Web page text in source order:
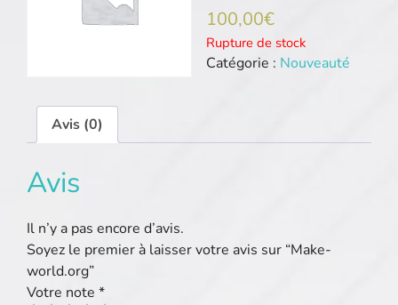
100,00€
Rupture de stock
Catégorie : Nouveauté
Avis (0)
Avis
Il n’y a pas encore d’avis.
Soyez le premier à laisser votre avis sur “Make-
world.org”
Votre note *